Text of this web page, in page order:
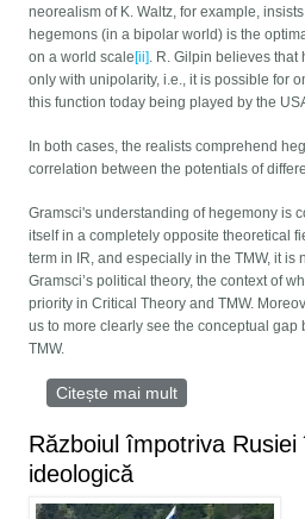
neorealism of K. Waltz, for example,
hegemons (in a bipolar world) is the
on a world scale[ii]. R. Gilpin believes that
only with unipolarity, i.e., it is possible for
this function today being played by the
In both cases, the realists comprehend
correlation between the potentials of
Gramsci's understanding of hegemony is
itself in a completely opposite theoretical
term in IR, and especially in the TMW, it is
Gramsci’s political theory, the context of
priority in Critical Theory and TMW.
us to more clearly see the conceptual gap
TMW.
Citește mai mult
Războiul împotriva
ideologică